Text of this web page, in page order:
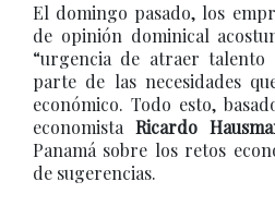
El domingo pasado, los
de opinión dominical
“urgencia de atraer
parte de las necesidades
económico. Todo esto,
economistaRicardo
Panamá sobre los retos
de sugerencias.